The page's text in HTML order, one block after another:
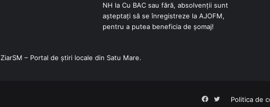
NH la Cu BAC sau fără, absolvenții sunt
așteptați să se înregistreze la AJOFM,
pentru a putea beneficia de șomaj!
ZiarSM – Portal de știri locale din Satu Mare.
Politica de
Facebook
Twitter